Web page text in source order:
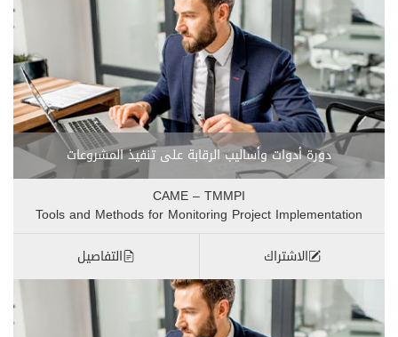
دورة أدوات وأساليب الرقابة على تنفيذ المشروعات
CAME – TMMPI
Tools and Methods for Monitoring Project Implementation
الاشتراك
التفاصيل